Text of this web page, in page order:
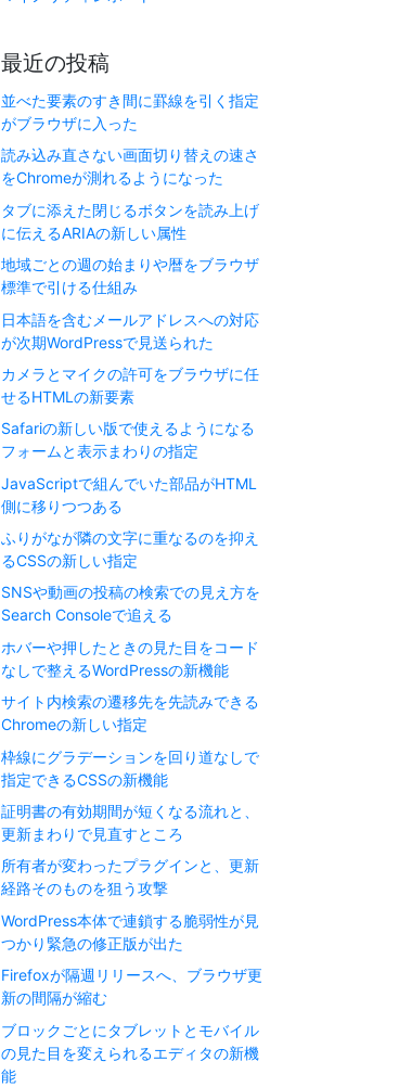
最近の投稿
並べた要素のすき間に罫線を引く指定
がブラウザに入った
読み込み直さない画面切り替えの速さ
をChromeが測れるようになった
タブに添えた閉じるボタンを読み上げ
に伝えるARIAの新しい属性
地域ごとの週の始まりや暦をブラウザ
標準で引ける仕組み
日本語を含むメールアドレスへの対応
が次期WordPressで見送られた
カメラとマイクの許可をブラウザに任
せるHTMLの新要素
Safariの新しい版で使えるようになる
フォームと表示まわりの指定
JavaScriptで組んでいた部品がHTML
側に移りつつある
ふりがなが隣の文字に重なるのを抑え
るCSSの新しい指定
SNSや動画の投稿の検索での見え方を
Search Consoleで追える
ホバーや押したときの見た目をコード
なしで整えるWordPressの新機能
サイト内検索の遷移先を先読みできる
Chromeの新しい指定
枠線にグラデーションを回り道なしで
指定できるCSSの新機能
証明書の有効期間が短くなる流れと、
更新まわりで見直すところ
所有者が変わったプラグインと、更新
経路そのものを狙う攻撃
WordPress本体で連鎖する脆弱性が見
つかり緊急の修正版が出た
Firefoxが隔週リリースへ、ブラウザ更
新の間隔が縮む
ブロックごとにタブレットとモバイル
の見た目を変えられるエディタの新機
能